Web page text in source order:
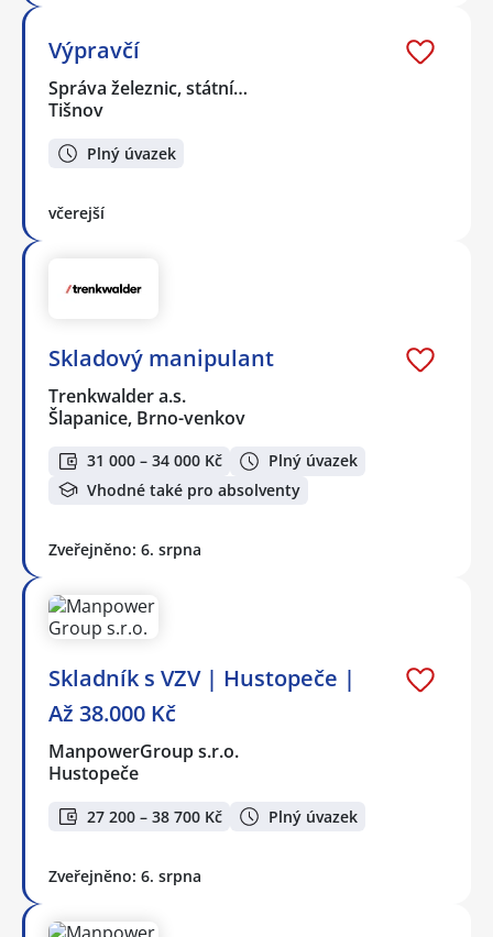
Výpravčí
Správa železnic, státní…
Tišnov
Plný úvazek
včerejší
Skladový manipulant
Trenkwalder a.s.
Šlapanice, Brno-venkov
31 000 – 34 000 Kč
Plný úvazek
Vhodné také pro absolventy
Zveřejněno: 6. srpna
Skladník s VZV | Hustopeče |
Až 38.000 Kč
ManpowerGroup s.r.o.
Hustopeče
27 200 – 38 700 Kč Plný úvazek
Zveřejněno: 6. srpna